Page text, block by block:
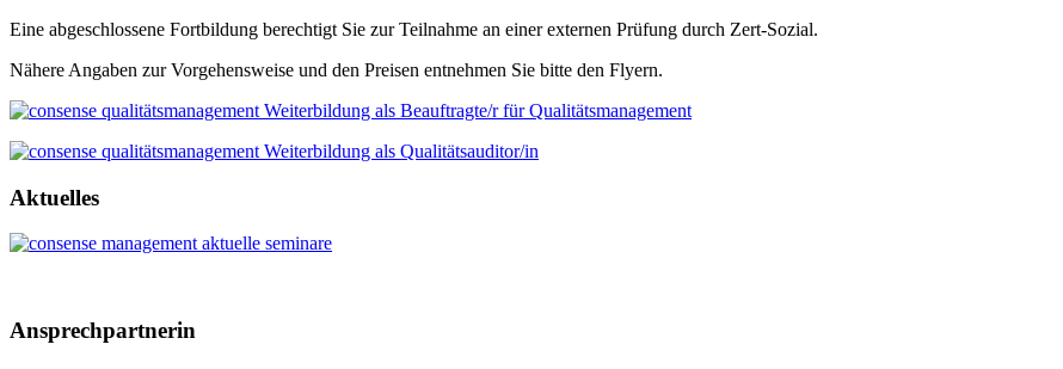
Eine abgeschlossene Fortbildung berechtigt Sie zur Teilnahme an einer externen Prüfung durch Zert-Sozial.
Nähere Angaben zur Vorgehensweise und den Preisen entnehmen Sie bitte den Flyern.
Aktuelles
Ansprechpartnerin